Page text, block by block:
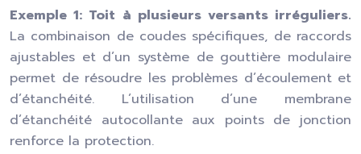
Exemple 1: Toit à plusieurs versants irréguliers.
La combinaison de coudes spécifiques, de raccords
ajustables et d’un système de gouttière modulaire
permet de résoudre les problèmes d’écoulement et
d’étanchéité. L’utilisation d’une membrane
d’étanchéité autocollante aux points de jonction
renforce la protection.